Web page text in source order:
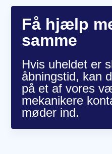
Få hjælp
samme
Hvis uheldet er
åbningstid, kan
på et af vores
mekanikere
møder ind.